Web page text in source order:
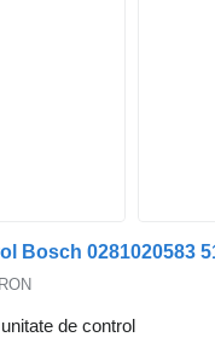
de control